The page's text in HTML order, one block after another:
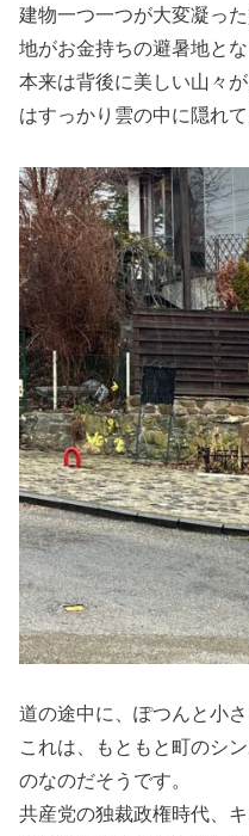
建物一つ一つが大変凝っ
地がお金持ちの避暑地と
本来は背後に美しい山々
はすっかり雲の中に隠れて
道の途中に、ぽつんと小
これは、もともと町のシ
のなのだそうです。
共産党の独裁政権時代、